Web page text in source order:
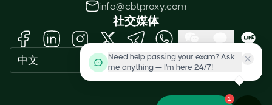
info@cbtproxy.com
社交媒体
中文
Need help passing your exam? Ask
me anything — I'm here 24/7!
1